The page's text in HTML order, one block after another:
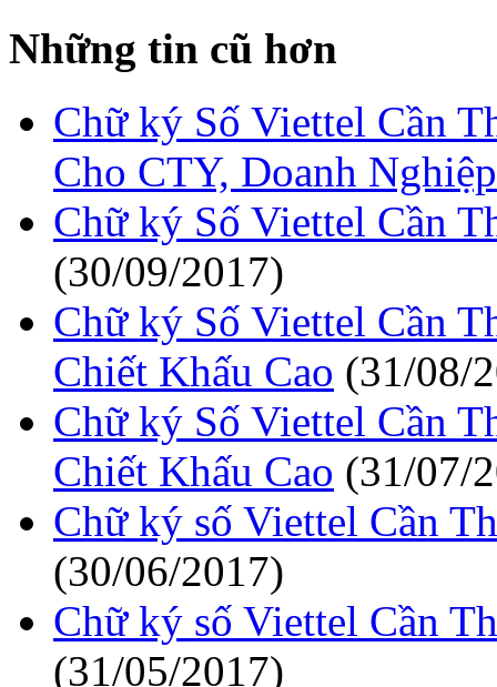
Những tin cũ hơn
Chữ ký Số Viettel Cần
Cho CTY, Doanh Nghiệp
Chữ ký Số Viettel Cần
(30/09/2017)
Chữ ký Số Viettel Cần
Chiết Khấu Cao (31/08/
Chữ ký Số Viettel Cần
Chiết Khấu Cao (31/07/
Chữ ký số Viettel Cần
(30/06/2017)
Chữ ký số Viettel Cần
(31/05/2017)